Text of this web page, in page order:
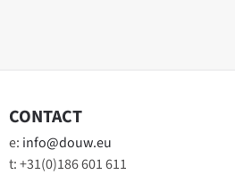
CONTACT
e: info@douw.eu
t: +31(0)186 601 611